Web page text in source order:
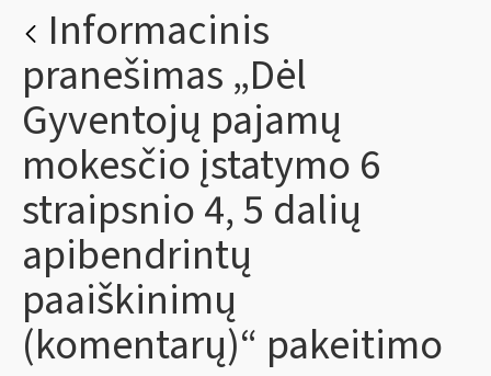
Informacinis
pranešimas „Dėl
Gyventojų pajamų
mokesčio įstatymo 6
straipsnio 4, 5 dalių
apibendrintų
paaiškinimų
(komentarų)“ pakeitimo